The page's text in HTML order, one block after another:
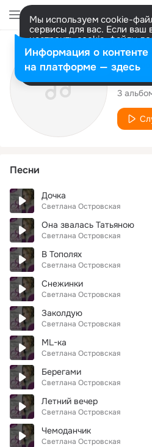
Мы используем cookie-
сервисы для вас. Если ваш
настроить cookie-файлы
представитель. Больше
Разрешить все
3
Песни
Дочка
Светлана Островская
Она звалась Татьяною
Светлана Островская
В Тополях
Светлана Островская
Снежинки
Светлана Островская
Заколдую
Светлана Островская
ML-ка
Светлана Островская
Берегами
Светлана Островская
Летний вечер
Светлана Островская
Чемоданчик
Светлана Островская
Информация о контенте
на платформе — здесь